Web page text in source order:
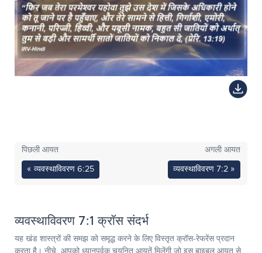
पिछली आयत
« व्यवस्थाविवरण 6:25
अगली आयत
व्यवस्थाविवरण 7:2 »
व्यवस्थाविवरण 7:1 क्रॉस संदर्भ
यह खंड शास्त्रों की समझ को समृद्ध करने के लिए विस्तृत क्रॉस-रेफरेंस प्रदान
करता है। नीचे, आपको ध्यानपूर्वक चयनित आयतें मिलेंगी जो इस बाइबल आयत से